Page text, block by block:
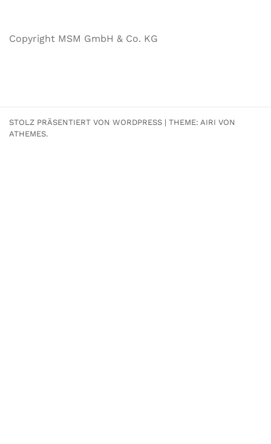
Copyright MSM GmbH & Co. KG
STOLZ PRÄSENTIERT VON WORDPRESS | THEME: AIRI VON
ATHEMES.